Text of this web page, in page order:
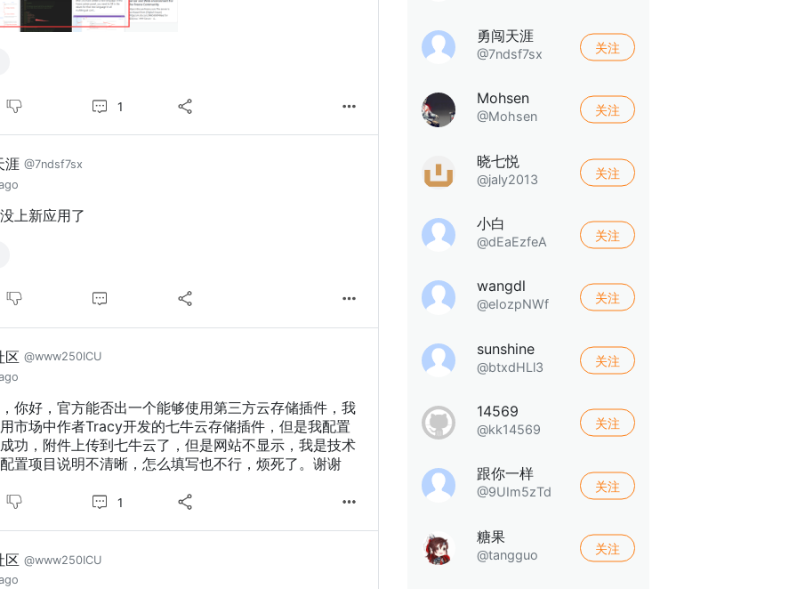
1
涯 @7ndsf7sx
上新应用了
区 @www250ICU
你好，官方能否出一个能够使用第三方云存储插件，我
市场中作者Tracy开发的七牛云存储插件，但是我配置
功，附件上传到七牛云了，但是网站不显示，我是技术
置项目说明不清晰，怎么填写也不行，烦死了。谢谢
1
区 @www250ICU
勇闯天涯
@7ndsf7sx 关注
Mohsen
@Mohsen 关注
晓七悦
@jaly2013 关注
小白
@dEaEzfeA 关注
wangdl
@eIozpNWf 关注
sunshine
@btxdHLl3 关注
14569
@kk14569 关注
跟你一样
@9UIm5zTd 关注
糖果
@tangguo 关注